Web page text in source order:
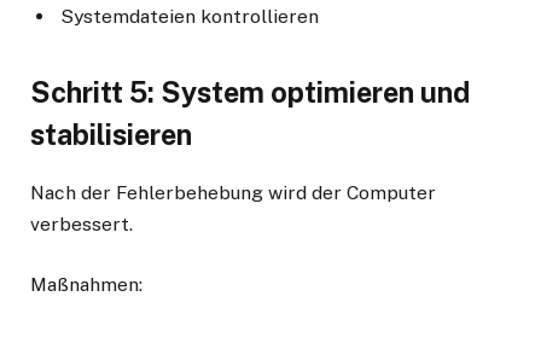
Systemdateien kontrollieren
Schritt 5: System optimieren und
stabilisieren
Nach der Fehlerbehebung wird der Computer
verbessert.
Maßnahmen: